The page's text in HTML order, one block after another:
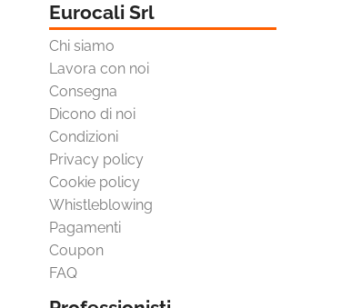
Ottica 
Pet Care
Brand Partner Per La
Spesa
Novità
Omaggi E Coupon
Eurocali Srl
Chi siamo
Lavora con noi
Consegna
Dicono di noi
Condizioni
Privacy policy
Cookie policy
Whistleblowing
Pagamenti
Coupon
FAQ